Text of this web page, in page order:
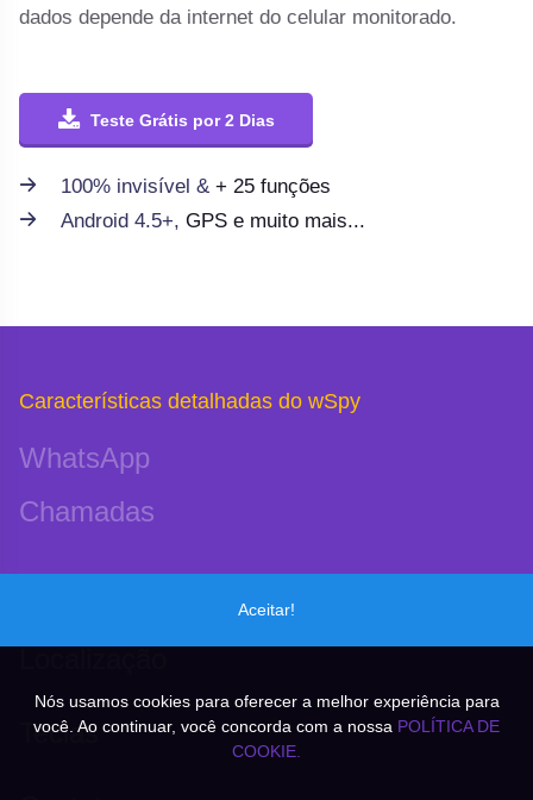
dados depende da internet do celular monitorado.
Teste Grátis por 2 Dias
100% invisível & + 25 funções
Android 4.5+, GPS e muito mais...
Características detalhadas do wSpy
WhatsApp
Chamadas
Teclas
Aceitar!
Nós usamos cookies para oferecer a melhor experiência para
você. Ao continuar, você concorda com a nossa POLÍTICA DE
COOKIE.